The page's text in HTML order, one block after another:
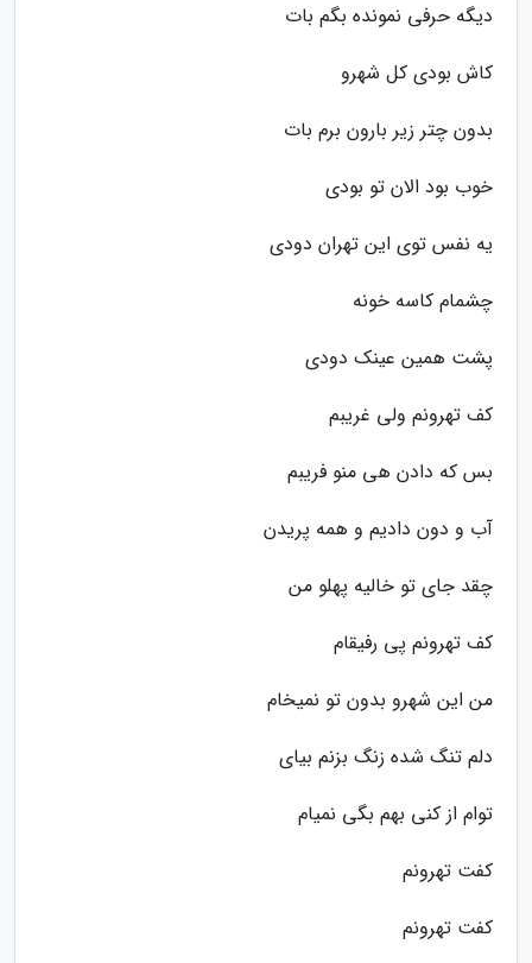
دیگه حرفی نمونده بگم بات
کاش بودی کل شهرو
بدون چتر زیر بارون برم بات
خوب بود الان تو بودی
یه نفس توی این تهران دودی
چشمام کاسه خونه
پشت همین عینک دودی
کف تهرونم ولی غریبم
بس که دادن هی منو فریبم
آب و دون دادیم و همه پریدن
چقد جای تو خالیه پهلو من
کف تهرونم پی رفیقام
من این شهرو بدون تو نمیخام
دلم تنگ شده زنگ بزنم بیای
توام از کنی بهم بگی نمیام
کفت تهرونم
کفت تهرونم